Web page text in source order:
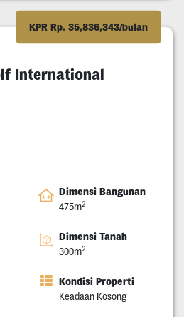
KPR Rp. 35,836,343/bulan
International
Dimensi Bangunan
475m2
Dimensi Tanah
300m2
Kondisi Properti
Keadaan Kosong